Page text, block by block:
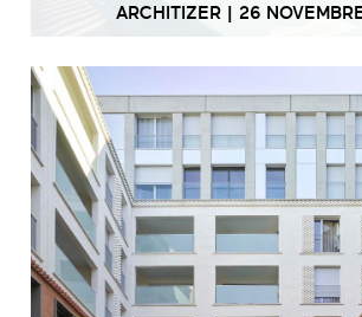
ARCHITIZER | 26